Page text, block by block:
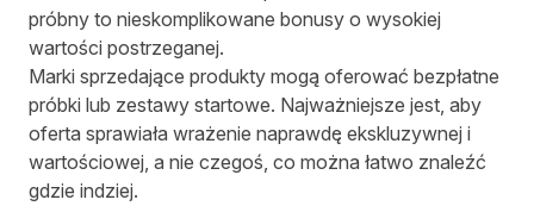
próbny to nieskomplikowane bonusy o wysokiej
wartości postrzeganej.
Marki sprzedające produkty mogą oferować bezpłatne
próbki lub zestawy startowe. Najważniejsze jest, aby
oferta sprawiała wrażenie naprawdę ekskluzywnej i
wartościowej, a nie czegoś, co można łatwo znaleźć
gdzie indziej.